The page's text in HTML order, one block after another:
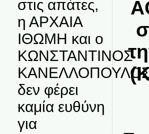
στις απάτες,
η ΑΡΧΑΙΑ
ΙΘΩΜΗ και ο
ΚΩΝΣΤΑΝΤΙΝΟΣ
δεν φέρει
καμία ευθύνη
για